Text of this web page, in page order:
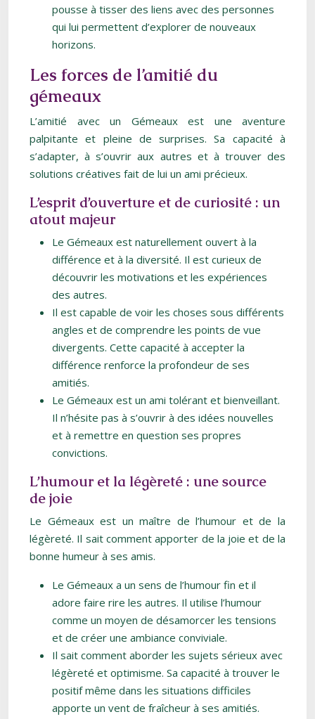
pousse à tisser des liens avec des personnes
qui lui permettent d’explorer de nouveaux
horizons.
Les forces de l’amitié du
gémeaux
L’amitié avec un Gémeaux est une aventure
palpitante et pleine de surprises. Sa capacité à
s’adapter, à s’ouvrir aux autres et à trouver des
solutions créatives fait de lui un ami précieux.
L’esprit d’ouverture et de curiosité : un
atout majeur
Le Gémeaux est naturellement ouvert à la
différence et à la diversité. Il est curieux de
découvrir les motivations et les expériences
des autres.
Il est capable de voir les choses sous différents
angles et de comprendre les points de vue
divergents. Cette capacité à accepter la
différence renforce la profondeur de ses
amitiés.
Le Gémeaux est un ami tolérant et bienveillant.
Il n’hésite pas à s’ouvrir à des idées nouvelles
et à remettre en question ses propres
convictions.
L’humour et la légèreté : une source
de joie
Le Gémeaux est un maître de l’humour et de la
légèreté. Il sait comment apporter de la joie et de la
bonne humeur à ses amis.
Le Gémeaux a un sens de l’humour fin et il
adore faire rire les autres. Il utilise l’humour
comme un moyen de désamorcer les tensions
et de créer une ambiance conviviale.
Il sait comment aborder les sujets sérieux avec
légèreté et optimisme. Sa capacité à trouver le
positif même dans les situations difficiles
apporte un vent de fraîcheur à ses amitiés.